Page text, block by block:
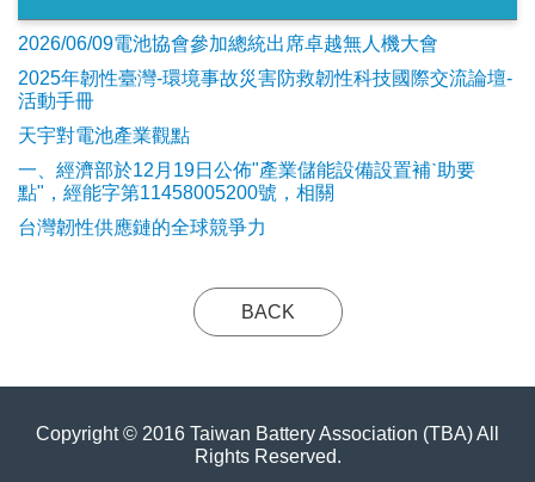
2026/06/09電池協會參加總統出席卓越無人機大會
2025年韌性臺灣-環境事故災害防救韌性科技國際交流論壇-
活動手冊
天宇對電池產業觀點
​一、經濟部於12月19日公佈"產業儲能設備設置補ˋ助要
點"，經能字第11458005200號，相關
台灣韌性供應鏈的全球競爭力
BACK
Copyright © 2016 Taiwan Battery Association (TBA) All
Rights Reserved.